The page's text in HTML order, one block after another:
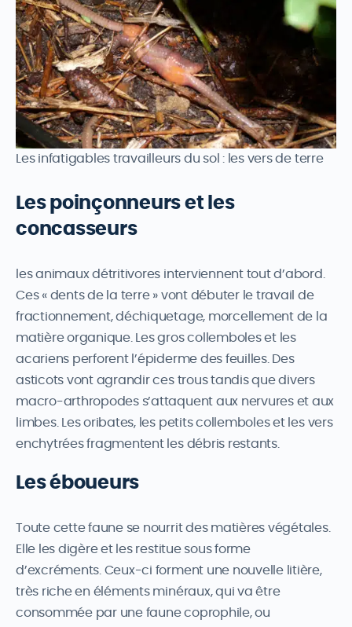
Les infatigables travailleurs du sol : les vers de terre
Les poinçonneurs et les
concasseurs
les animaux détritivores interviennent tout d’abord.
Ces « dents de la terre » vont débuter le travail de
fractionnement, déchiquetage, morcellement de la
matière organique. Les gros collemboles et les
acariens perforent l’épiderme des feuilles. Des
asticots vont agrandir ces trous tandis que divers
macro-arthropodes s’attaquent aux nervures et aux
limbes. Les oribates, les petits collemboles et les vers
enchytrées fragmentent les débris restants.
Les éboueurs
Toute cette faune se nourrit des matières végétales.
Elle les digère et les restitue sous forme
d’excréments. Ceux-ci forment une nouvelle litière,
très riche en éléments minéraux, qui va être
consommée par une faune coprophile, ou